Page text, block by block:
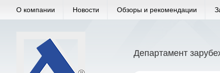
О компании Новости Обзоры и рекомендации
Департамент